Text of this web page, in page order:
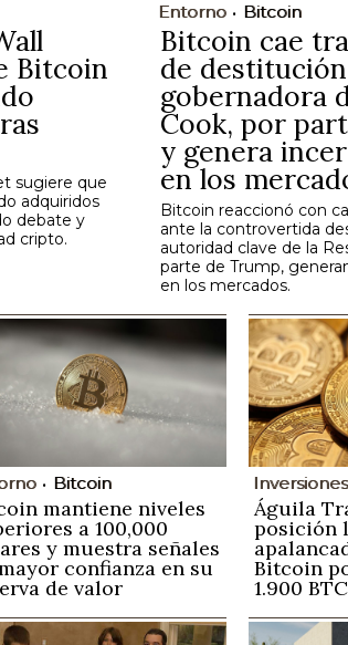
Bitcoin
sugiere que
adquiridos
debate y
cripto.
Entorno Bitcoin
Bitcoin cae
de
gobernadora
Cook, por
y genera
en los
Bitcoin reaccionó con
ante la controvertida
autoridad clave de la
parte de Trump,
en los mercados.
Bitcoin
mantiene niveles
a 100,000
y muestra señales
confianza en su
de valor
Inversiones
Águila
posición
Bitcoin
1.900 BTC